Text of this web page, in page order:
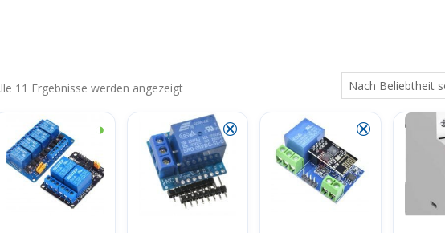
11 Ergebnisse werden angezeigtNach
Beliebtheit
sortiert
◑ ⮿ ⮿